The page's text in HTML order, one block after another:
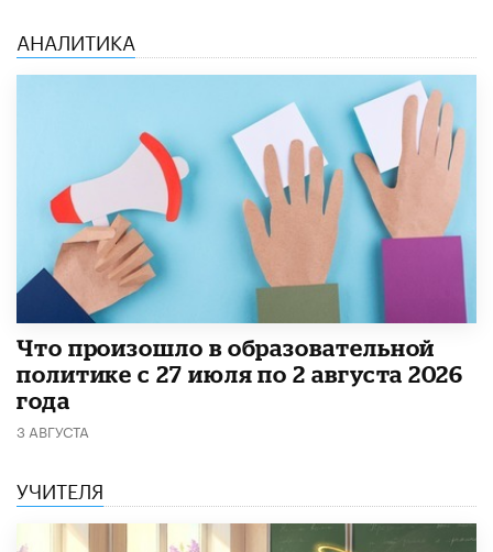
АНАЛИТИКА
​Что произошло в образовательной
политике с 27 июля по 2 августа 2026
года
3 АВГУСТА
УЧИТЕЛЯ